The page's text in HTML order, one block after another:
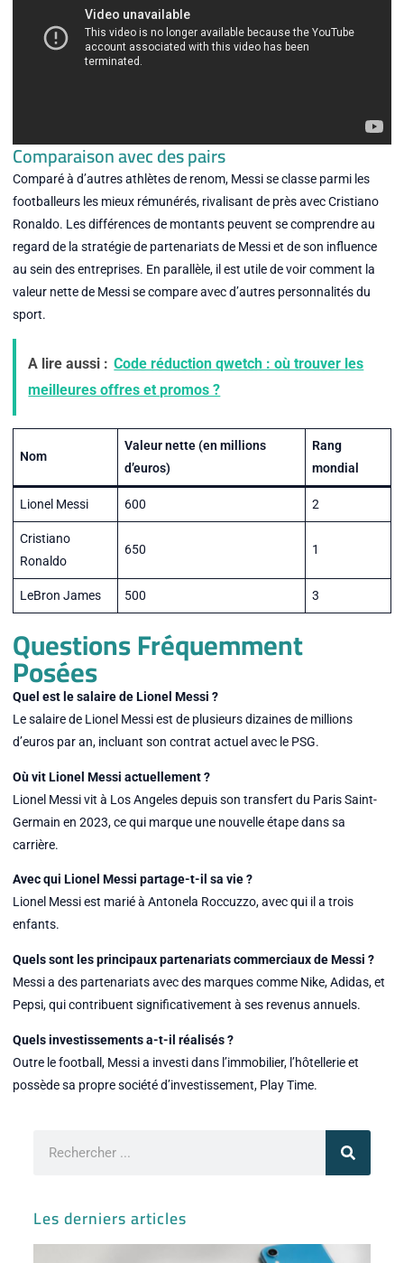
Comparaison avec des pairs
Comparé à d’autres athlètes de renom, Messi se classe parmi les
footballeurs les mieux rémunérés, rivalisant de près avec Cristiano
Ronaldo. Les différences de montants peuvent se comprendre au
regard de la stratégie de partenariats de Messi et de son influence
au sein des entreprises. En parallèle, il est utile de voir comment la
valeur nette de Messi se compare avec d’autres personnalités du
sport.
A lire aussi : Code réduction qwetch : où trouver les
meilleures offres et promos ?
Nom
Valeur nette (en millions
d’euros)
Rang
mondial
Lionel Messi 600 2
Cristiano
Ronaldo
650 1
LeBron James 500 3
Questions Fréquemment
Posées
Quel est le salaire de Lionel Messi ?
Le salaire de Lionel Messi est de plusieurs dizaines de millions
d’euros par an, incluant son contrat actuel avec le PSG.
Où vit Lionel Messi actuellement ?
Lionel Messi vit à Los Angeles depuis son transfert du Paris Saint-
Germain en 2023, ce qui marque une nouvelle étape dans sa
carrière.
Avec qui Lionel Messi partage-t-il sa vie ?
Lionel Messi est marié à Antonela Roccuzzo, avec qui il a trois
enfants.
Quels sont les principaux partenariats commerciaux de Messi ?
Messi a des partenariats avec des marques comme Nike, Adidas, et
Pepsi, qui contribuent significativement à ses revenus annuels.
Quels investissements a-t-il réalisés ?
Outre le football, Messi a investi dans l’immobilier, l’hôtellerie et
possède sa propre société d’investissement, Play Time.
Les derniers articles